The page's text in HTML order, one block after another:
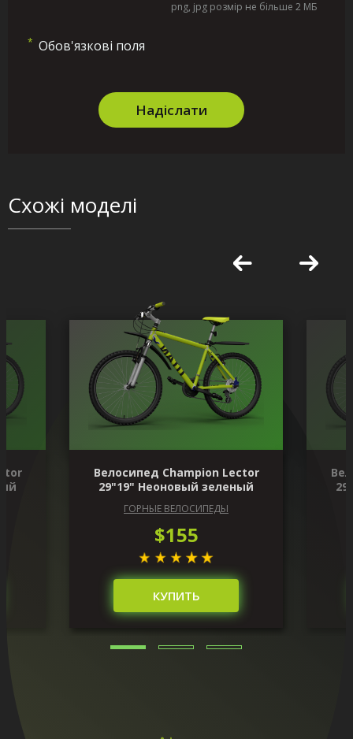
png, jpg розмір не більше 2 МБ
* Обов'язкові поля
Надіслати
Схожі моделі
Велосипед Champion Lector
29"19" Неоновый зеленый
ГОРНЫЕ ВЕЛОСИПЕДЫ
$155
КУПИТЬ